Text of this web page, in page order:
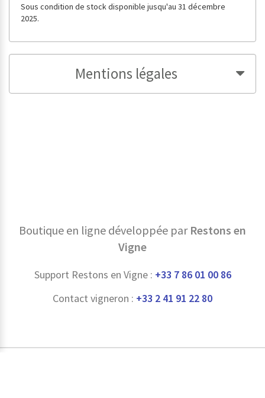
Sous condition de stock disponible jusqu'au 31 décembre
2025.
Mentions légales
Boutique en ligne développée par Restons en
Vigne
Support Restons en Vigne : +33 7 86 01 00 86
Contact vigneron : +33 2 41 91 22 80